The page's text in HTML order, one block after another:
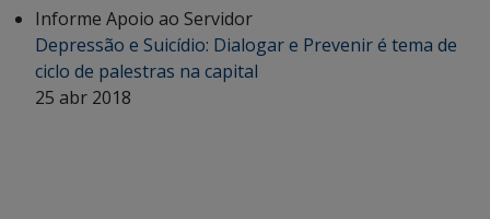
Informe Apoio ao Servidor
Depressão e Suicídio: Dialogar e Prevenir é tema de
ciclo de palestras na capital
25 abr 2018